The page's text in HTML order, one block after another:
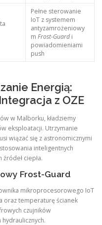
Pełne sterowanie
IoT z systemem
antyzamrożeniowy
m Frost-Guardi
powiadomieniami
push
Energią:
z OZE
w Malborku, kładziemy
eksploatacji. Utrzymanie
wiązać się z astronomicznymi
inteligentnych
ciepła.
Frost-Guard
mikroprocesorowego IoT
oraz temperaturę ścianek
czujników
hydraulicznych.